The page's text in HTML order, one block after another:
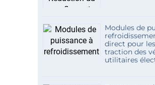
Modules de
direct pour
traction des
utilitaires